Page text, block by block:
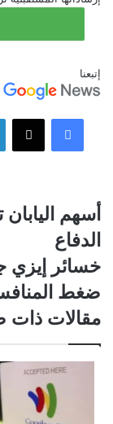
إتبعنا
فيسبوك
أ
م
ل
ا
ب
أسهم
الدفاع
خ
ا
ر
إ
ضغط
مقالات ذات